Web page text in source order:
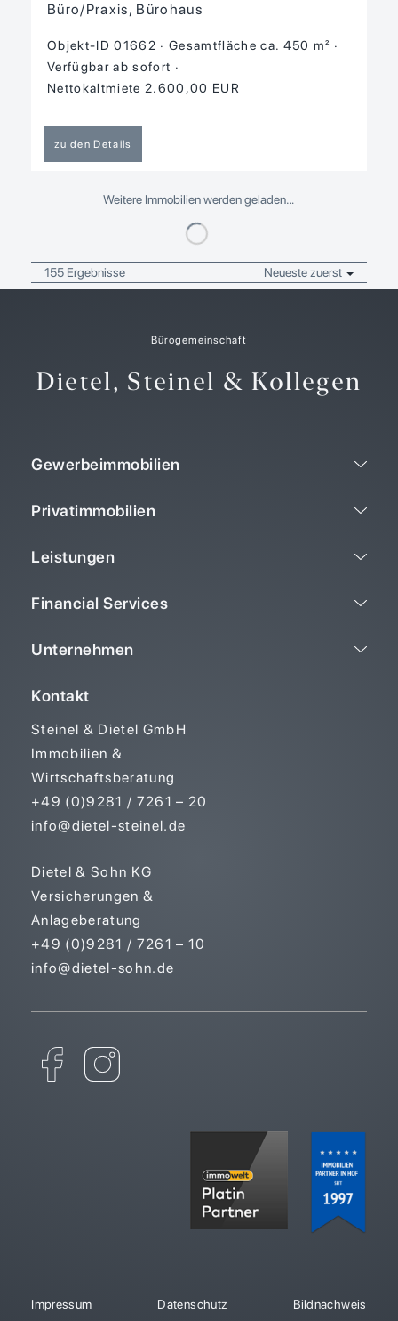
Büro/Praxis, Bürohaus
Objekt-ID 01662
Gesamtfläche ca. 450 m²
Verfügbar ab sofort
Nettokaltmiete 2.600,00 EUR
zu den Details
Weitere Immobilien werden geladen…
155 Ergebnisse Neueste zuerst
Bürogemeinschaft
Dietel, Steinel & Kollegen
Gewerbeimmobilien
Privatimmobilien
Leistungen
Financial Services
Unternehmen
Kontakt
Steinel & Dietel GmbH
Immobilien &
Wirtschaftsberatung
+49 (0)9281 / 7261 – 20
info@dietel-steinel.de
Dietel & Sohn KG
Versicherungen &
Anlageberatung
+49 (0)9281 / 7261 – 10
info@dietel-sohn.de
Impressum Datenschutz Bildnachweis